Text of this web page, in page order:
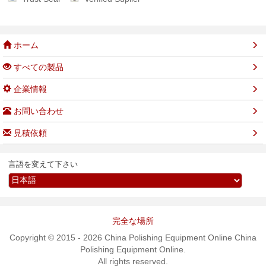
ホーム
すべての製品
企業情報
お問い合わせ
見積依頼
言語を変えて下さい
完全な場所
Copyright © 2015 - 2026 China Polishing Equipment Online China
Polishing Equipment Online.
All rights reserved.